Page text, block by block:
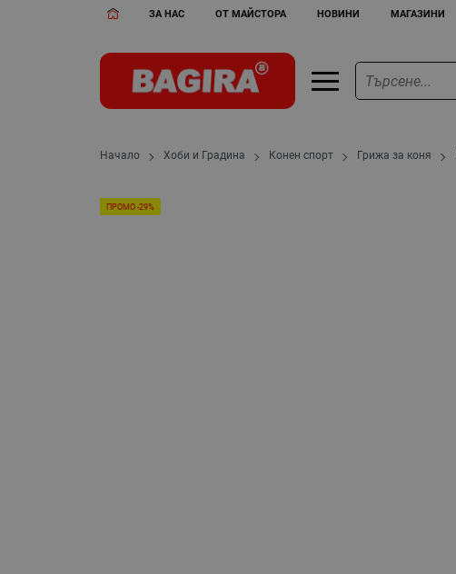
ЗА НАС ОТ МАЙСТОРА НОВИНИ МАГАЗИНИ
Начало Хоби и Градина Конен спорт Грижа за коня
ПРОМО -29%